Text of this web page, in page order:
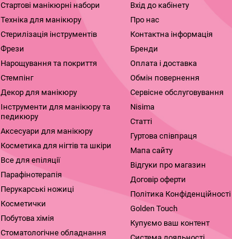
Стартові манікюрні набори
Техніка для манікюру
Стерилізація інструментів
Фрези
Нарощування та покриття
Стемпінг
Декор для манікюру
Інструменти для манікюру та
педикюру
Аксесуари для манікюру
Косметика для нігтів та шкіри
Все для епіляції
Парафінотерапія
Перукарські ножиці
Косметички
Побутова хімія
Стоматологічне обладнання
Вхід до кабінету
Про нас
Контактна інформація
Бренди
Оплата і доставка
Обмін повернення
Сервісне обслуговування
Nisima
Статті
Гуртова співпраця
Мапа сайту
Відгуки про магазин
Договір оферти
Політика Конфіденційності
Golden Touch
Купуємо ваш контент